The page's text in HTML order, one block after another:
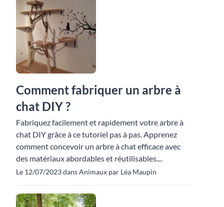
Comment fabriquer un arbre à
chat DIY ?
Fabriquez facilement et rapidement votre arbre à
chat DIY grâce à ce tutoriel pas à pas. Apprenez
comment concevoir un arbre à chat efficace avec
des matériaux abordables et réutilisables....
Le 12/07/2023 dans Animaux par Léa Maupin